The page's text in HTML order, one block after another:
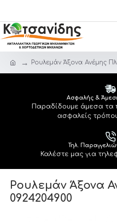
Ρουλεμάν Άξονα Ανέμης
Ασφαλής &
Παραδίδουμε άμεσα τα
ασφαλείς
Τηλ.
Καλέστε μας για
Ρουλεμάν Άξονα
0924204900